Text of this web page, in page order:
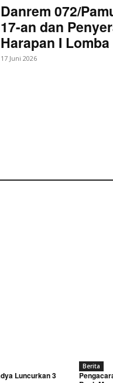
Danrem 072/
17-an dan
Harapan I
17 Juni 2026
Luncurkan 3
Berita